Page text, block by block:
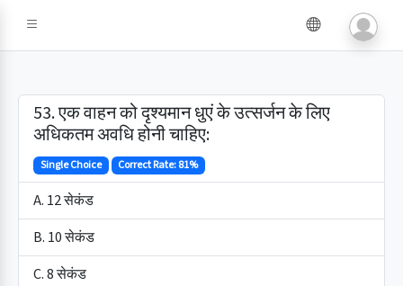
53. एक वाहन को दृश्यमान धुएं के उत्सर्जन के लिए
अधिकतम अवधि होनी चाहिए:
Single Choice Correct Rate: 81%
A. 12 सेकंड
B. 10 सेकंड
C. 8 सेकंड